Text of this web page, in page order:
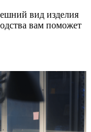
вид изделия
вам поможет